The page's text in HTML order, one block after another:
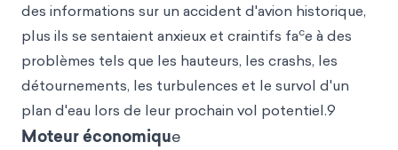
des informations sur un accident d'avion historique,
plus ils se sentaient anxieux et craintifs face à des
problèmes tels que les hauteurs, les crashs, les
détournements, les turbulences et le survol d'un
plan d'eau lors de leur prochain vol potentiel.9
Moteur économique